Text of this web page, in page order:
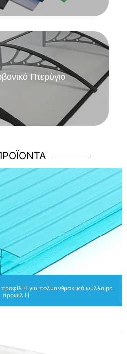
Πτερύγιο
πτερύγιο
H για πολυανθρακικό φύλλο pc
προφίλ H